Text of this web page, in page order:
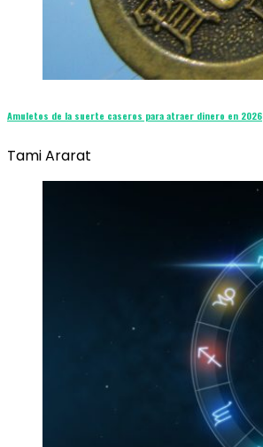
Amuletos de la suerte caseros para atraer dinero en 2026
Tami Ararat